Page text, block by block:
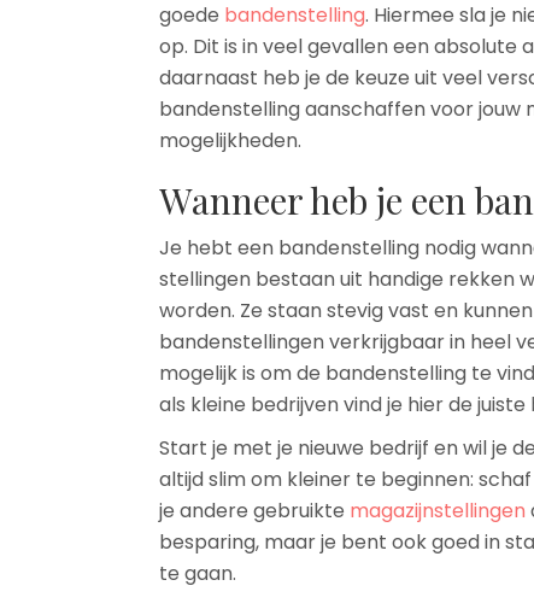
goede bandenstelling. Hiermee sla je
op. Dit is in veel gevallen een
daarnaast heb je de keuze uit veel
bandenstelling aanschaffen voor jouw
mogelijkheden.
Wanneer heb je een
Je hebt een bandenstelling nodig
stellingen bestaan uit handige rekken
worden. Ze staan stevig vast en
bandenstellingen verkrijgbaar in heel
mogelijk is om de bandenstelling te
als kleine bedrijven vind je hier de
Start je met je nieuwe bedrijf en wil je
altijd slim om kleiner te beginnen:
je andere gebruikte magazijnstellingen
besparing, maar je bent ook goed in
te gaan.